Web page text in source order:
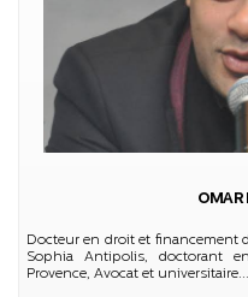
OMAR
Docteur en droit et financement
Sophia Antipolis, doctorant
Provence, Avocat et